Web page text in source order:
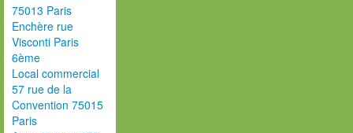
75013 Paris
Enchère rue
Visconti Paris
6ème
Local commercial
57 rue de la
Convention 75015
Paris